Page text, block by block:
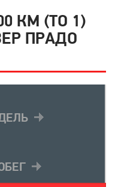
КМ (ТО 1)
ПРАДО